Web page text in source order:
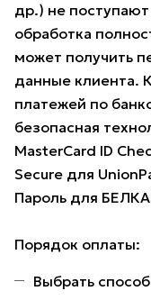
др.) не
обработка
может получить
данные клиента.
платежей по
безопасная
MasterCard ID
Secure для
Пароль для
Порядок оплаты:
Выбрать